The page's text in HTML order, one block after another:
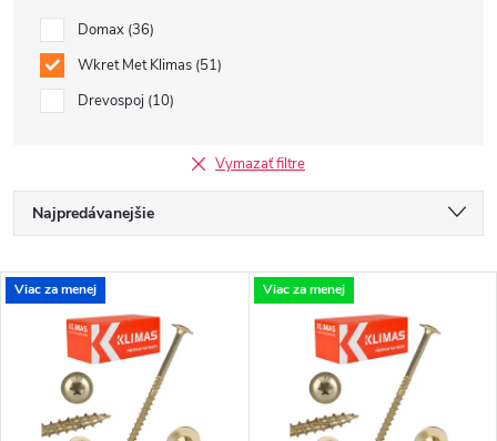
Domax 36
Wkret Met Klimas 51
Drevospoj 10
Vymazať filtre
R
a
Najpredávanejšie
Najlacnejšie
Najdrahšie
Abecedne
V
Viac za menej Viac za menej